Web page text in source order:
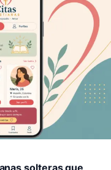
solteras que